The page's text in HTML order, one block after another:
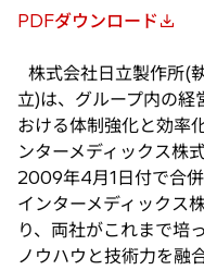
PDFダウンロード
新
い
タ
ブ
で
開
く
株式会社日立製作所(
立)は、グループ内の経
おける体制強化と効率
ンターメディックス株
2009年4月1日付で合
インターメディックス
り、両社がこれまで培
ノウハウと技術力を融